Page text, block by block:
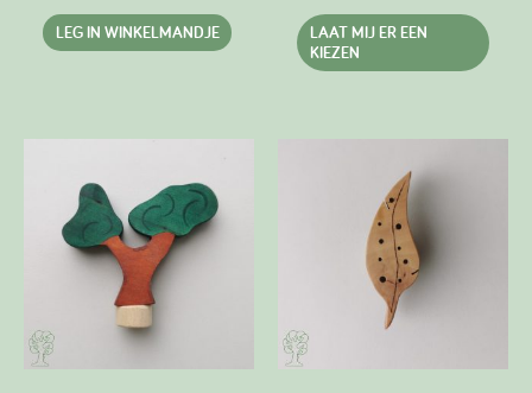
LEG IN WINKELMANDJE
LAAT MIJ ER EEN
KIEZEN